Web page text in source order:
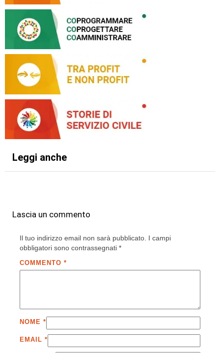
Leggi anche
Lascia un commento
Il tuo indirizzo email non sarà pubblicato. I campi
obbligatori sono contrassegnati *
COMMENTO *
NOME *
EMAIL *